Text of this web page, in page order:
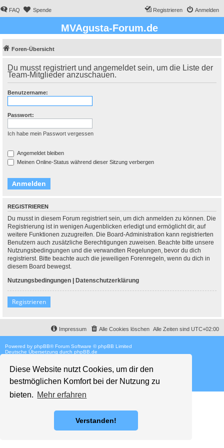
Diese Website nutzt Cookies, um dir den
bestmöglichen Komfort bei der Nutzung zu
bieten. Mehr erfahren
Verstanden!
FAQ Spende Anmelden
Registrieren
MVAgusta-Forum.de
Foren-Übersicht
Du musst registriert und angemeldet sein, um die Liste der
Team-Mitglieder anzuschauen.
Benutzername:
Passwort:
Ich habe mein Passwort vergessen
Angemeldet bleiben
Meinen Online-Status während dieser Sitzung verbergen
REGISTRIEREN
Du musst in diesem Forum registriert sein, um dich anmelden zu können. Die
Registrierung ist in wenigen Augenblicken erledigt und ermöglicht dir, auf
weitere Funktionen zuzugreifen. Die Board-Administration kann registrierten
Benutzern auch zusätzliche Berechtigungen zuweisen. Beachte bitte unsere
Nutzungsbedingungen und die verwandten Regelungen, bevor du dich
registrierst. Bitte beachte auch die jeweiligen Forenregeln, wenn du dich in
diesem Board bewegst.
Nutzungsbedingungen | Datenschutzerklärung
Registrieren
Alle Zeiten sind UTC+02:00
Alle Cookies löschen
Impressum
Powered by phpBB® Forum Software © phpBB Limited
Deutsche Übersetzung durch phpBB.de